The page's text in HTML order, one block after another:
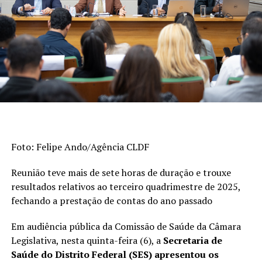
Educação Básica (Saeb) e as taxas de aprovação apuradas
pelo Censo Escolar. Os indicadores são divulgados a cada
dois anos. A escala do Ideb varia de 0 a 10.
>> Veja abaixo os indicadores do
ensino fundamental
para 6,3, superando a meta (6). Em 2005, era
Esta foi a etapa da educação básica que
registrou o avanço mais expressivo na série
histórica de 20 anos.
Quando considerados os anos finais do ensino
fundamental (6º ao 9º ano), o desempenho
subiu de 5 para 5,3, mas ficou abaixo da meta
Foto: Felipe Ando/Agência CLDF
Reunião teve mais de sete horas de duração e trouxe
resultados relativos ao terceiro quadrimestre de 2025,
fechando a prestação de contas do ano passado
Em audiência pública da Comissão de Saúde da Câmara
Legislativa, nesta quinta-feira (6), a Secretaria de
Saúde do Distrito Federal (SES) apresentou os